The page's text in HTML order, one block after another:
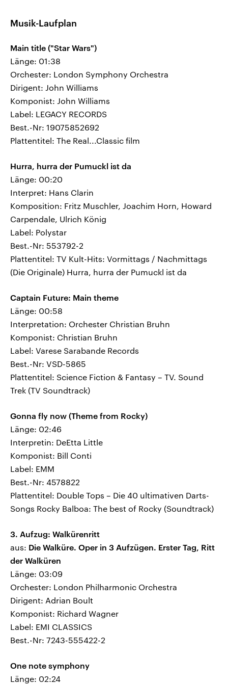
Musik-Laufplan
Main title ("Star Wars")
Länge: 01:38
Orchester: London Symphony Orchestra
Dirigent: John Williams
Komponist: John Williams
Label: LEGACY RECORDS
Best.-Nr: 19075852692
Plattentitel: The Real...Classic film
Hurra, hurra der Pumuckl ist da
Länge: 00:20
Interpret: Hans Clarin
Komposition: Fritz Muschler, Joachim Horn, Howard
Carpendale, Ulrich König
Label: Polystar
Best.-Nr: 553792-2
Plattentitel: TV Kult-Hits: Vormittags / Nachmittags
(Die Originale) Hurra, hurra der Pumuckl ist da
Captain Future: Main theme
Länge: 00:58
Interpretation: Orchester Christian Bruhn
Komponist: Christian Bruhn
Label: Varese Sarabande Records
Best.-Nr: VSD-5865
Plattentitel: Science Fiction & Fantasy – TV. Sound
Trek (TV Soundtrack)
Gonna fly now (Theme from Rocky)
Länge: 02:46
Interpretin: DeEtta Little
Komponist: Bill Conti
Label: EMM
Best.-Nr: 4578822
Plattentitel: Double Tops – Die 40 ultimativen Darts-
Songs Rocky Balboa: The best of Rocky (Soundtrack)
3. Aufzug: Walkürenritt
aus: Die Walküre. Oper in 3 Aufzügen. Erster Tag, Ritt
der Walküren
Länge: 03:09
Orchester: London Philharmonic Orchestra
Dirigent: Adrian Boult
Komponist: Richard Wagner
Label: EMI CLASSICS
Best.-Nr: 7243-555422-2
One note symphony
Länge: 02:24